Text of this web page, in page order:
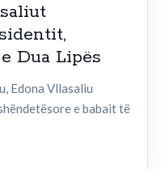
Dua Lipës
Edona Vllasaliu
e babait të